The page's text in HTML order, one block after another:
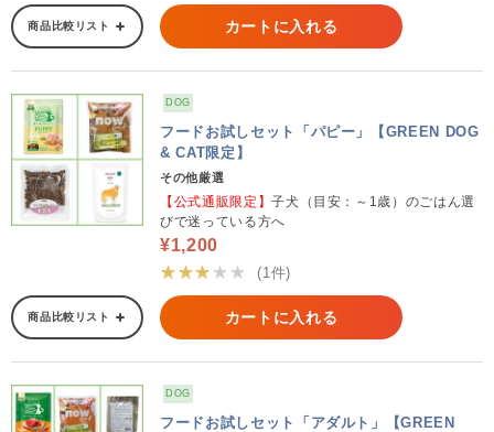
商品比較リスト カートに入れる
DOG
フードお試しセット「パピー」【GREEN DOG
& CAT限定】
その他厳選
【公式通販限定】子犬（目安：～1歳）のごはん選
びで迷っている方へ
¥1,200
★★★★★
(1件)
商品比較リスト カートに入れる
DOG
フードお試しセット「アダルト」【GREEN